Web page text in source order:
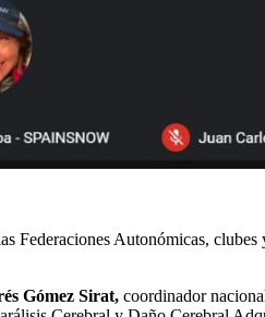
Federaciones Autonómicas,
Gómez Sirat, coordinador